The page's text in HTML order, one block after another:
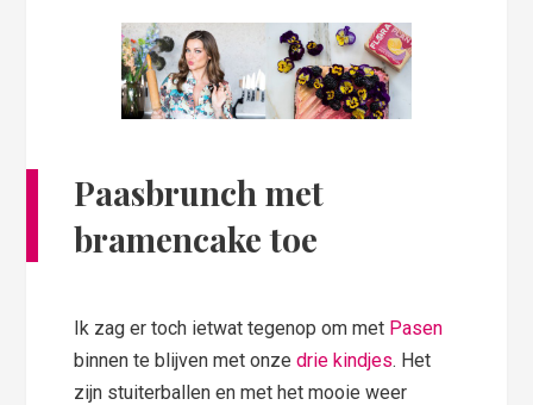
Paasbrunch met
bramencake toe
Ik zag er toch ietwat tegenop om met Pasen
binnen te blijven met onzedrie kindjes. Het
zijn stuiterballen en met het mooie weer